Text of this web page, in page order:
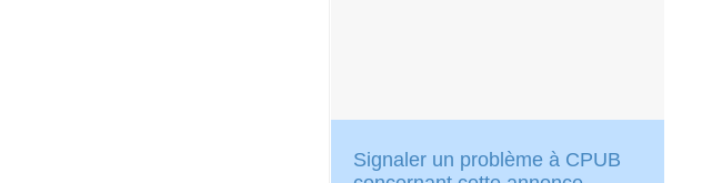
Signaler un problème à CPUB